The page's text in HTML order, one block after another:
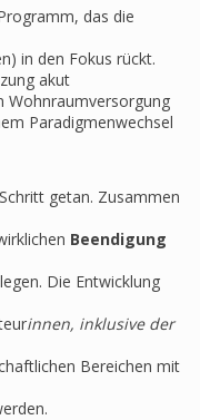
das die
in den Fokus rückt.
akut
Wohnraumversorgung
Paradigmenwechsel
getan. Zusammen
Beendigung
Die Entwicklung
innen, inklusive der
Bereichen mit